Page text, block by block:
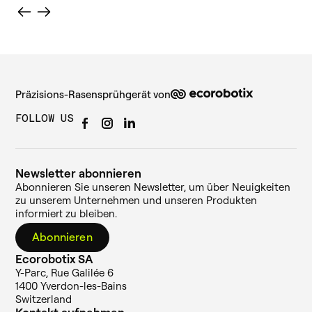
FOLLOW US
Präzisions-Rasensprühgerät von
Ecorobotix SA
Y-Parc, Rue Galilée 6
1400 Yverdon-les-Bains
Switzerland
Newsletter abonnieren
Abonnieren Sie unseren Newsletter, um über Neuigkeiten
zu unserem Unternehmen und unseren Produkten
informiert zu bleiben.
Abonnieren